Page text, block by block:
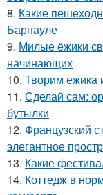
8. Какие
Барнауле
9. Милые ёжики
начинающих
10. Творим ежика
11. Сделай сам:
бутылки
12. Французский
элегантное
13. Какие
14. Коттедж в